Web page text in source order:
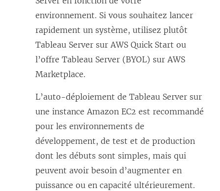
environnement. Si vous souhaitez lancer
rapidement un système, utilisez plutôt
Tableau Server sur AWS Quick Start ou
l’offre Tableau Server (BYOL) sur AWS
Marketplace.
L’auto-déploiement de Tableau Server sur
une instance Amazon EC2 est recommandé
pour les environnements de
développement, de test et de production
dont les débuts sont simples, mais qui
peuvent avoir besoin d’augmenter en
puissance ou en capacité ultérieurement.